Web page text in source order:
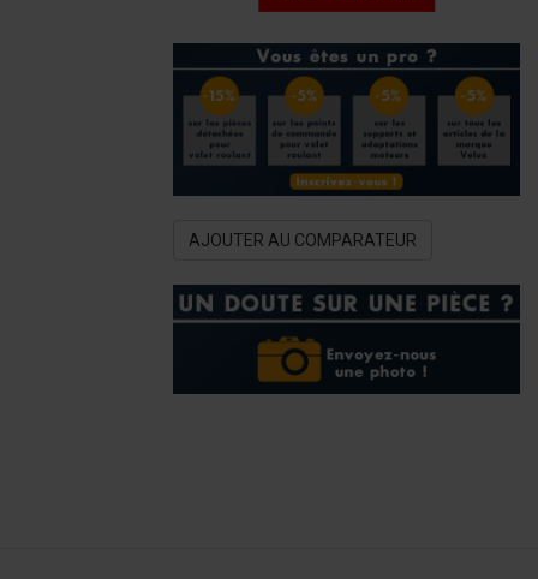
AJOUTER AU COMPARATEUR